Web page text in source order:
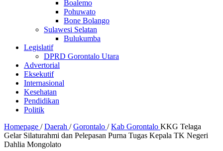
Boalemo
Pohuwato
Bone Bolango
Sulawesi Selatan
Bulukumba
Legislatif
DPRD Gorontalo Utara
Advertorial
Eksekutif
Internasional
Kesehatan
Pendidikan
Politik
Homepage / Daerah / Gorontalo / Kab Gorontalo KKG Telaga
Gelar Silaturahmi dan Pelepasan Purna Tugas Kepala TK Negeri
Dahlia Mongolato